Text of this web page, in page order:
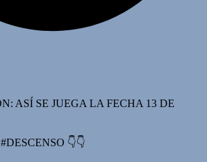
ASÍ SE JUEGA LA FECHA 13 DE
👇👇